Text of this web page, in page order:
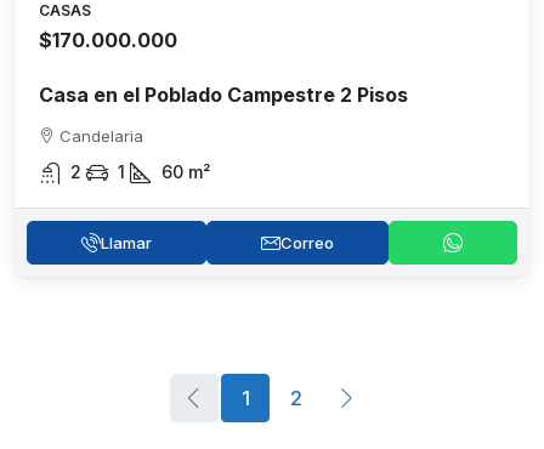
CASAS
$170.000.000
Casa en el Poblado Campestre 2 Pisos
Candelaria
2 1 60 m²
Llamar Correo
1 2